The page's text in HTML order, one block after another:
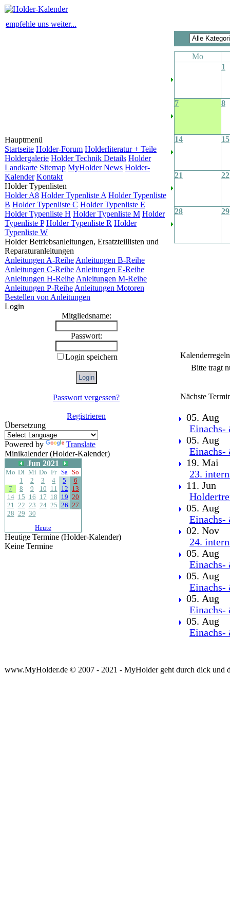
empfehle uns weiter...
Hauptmenü
Startseite Holder-Forum Holderliteratur + Teile
Holdergalerie Holder Technik Details Holder
Landkarte Sitemap MyHolder News Holder-
Kalender Kontakt
Holder Typenlisten
Holder A8 Holder Typenliste A Holder Typenliste
B Holder Typenliste C Holder Typenliste E
Holder Typenliste H Holder Typenliste M Holder
Typenliste P Holder Typenliste R Holder
Typenliste W
Holder Betriebsanleitungen, Ersatzteillisten und
Reparaturanleitungen
Anleitungen A-Reihe Anleitungen B-Reihe
Anleitungen C-Reihe Anleitungen E-Reihe
Anleitungen H-Reihe Anleitungen M-Reihe
Anleitungen P-Reihe Anleitungen Motoren
Bestellen von Anleitungen
Login
Mitgliedsname:
Passwort:
Login speichern
Passwort vergessen?
Registrieren
Übersetzung
Powered by
Translate
Minikalender (Holder-Kalender)
Jun 2021
Mo Di Mi Do Fr Sa So
1
2 3 4 5
6
7
8 9 10 11 12 13
14 15 16 17 18 19 20
21 22 23 24 25 26 27
28 29 30
Heute
Heutige Termine (Holder-Kalender)
Keine Termine
Mo
1
7 8
14 15
21 22
28 29
Kalenderregeln
Bitte tragt
Nächste
05. Aug
Einachs-
05. Aug
Einachs-
19. Mai
23.
11. Jun
05. Aug
Einachs-
02. Nov
24.
05. Aug
Einachs-
05. Aug
Einachs-
05. Aug
Einachs-
05. Aug
Einachs-
www.MyHolder.de © 2007 - 2021 - MyHolder geht durch dick und